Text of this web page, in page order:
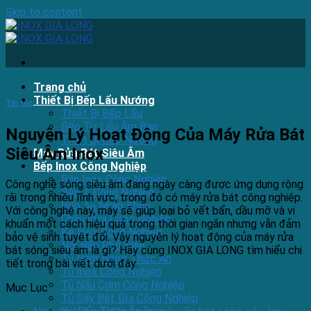
Skip to content
Trang chủ
Thiết Bị Bếp Lẩu Nướng
Thiết Bị Bếp Lẩu
Bếp Từ Lẩu Âm Bàn
Thiết Bị Bếp Nướng
Máy Rửa Bát Siêu Âm
Bếp Inox Công Nghiệp
Bàn Inox Công Nghiệp
Bếp Á Công Nghiệp
Bếp Âu Nhập Khẩu
Chậu Rửa Công Nghiệp
Kệ Inox Công Nghiệp
Nồi Nấu Phở Điện
Tủ Hâm Nóng Thức Ăn
Tủ Inox Công Nghiệp
Tủ Nấu Cơm Công Nghiệp
Tủ Sấy Bát Đĩa Công Nghiệp
Tin tức
Nguyên Lý Hoạt Động Của Máy Rửa Bát
Siêu Âm Inox
Công nghệ sóng siêu âm đang ngày càng được ứng dụng rộng
rãi trong nhiều lĩnh vực, trong đó có máy rửa bát công nghiệp.
Với công nghệ này, máy sẽ giúp loại bỏ vết bẩn, dầu mỡ và vi
khuẩn một cách hiệu quả trong thời gian ngắn nhưng vẫn đảm
bảo vệ sinh tuyệt đối. Vậy nguyên lý hoạt động của máy rửa
bát sóng siêu âm là gì? Hãy cùng INOX GIA LONG tìm hiểu chi
tiết trong bài viết dưới đây.
Mục Lục